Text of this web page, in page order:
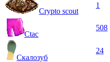
Сrypto scout
1
Ctac
508
Скалозуб
24